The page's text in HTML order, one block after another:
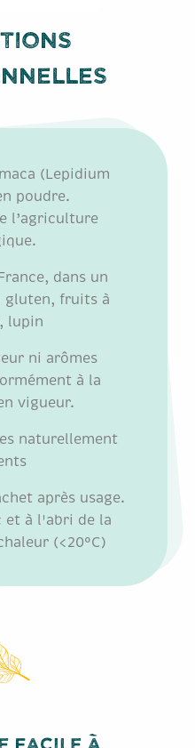
(Lepidium
poudre.
l’agriculture
dans un
fruits à
lupin
ni arômes
à la
vigueur.
naturellement
après usage.
et à l'abri de la
(<20°C)
FACILE À